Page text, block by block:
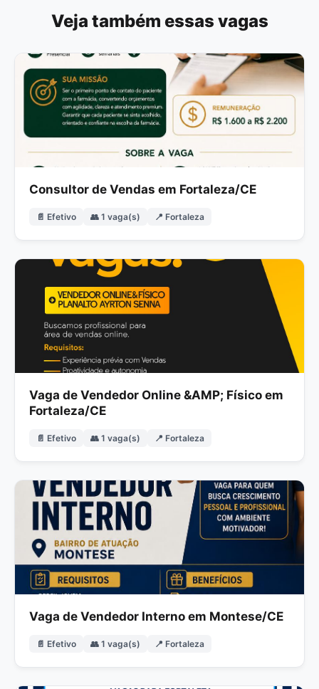
Veja também essas vagas
Consultor de Vendas em Fortaleza/CE
📄 Efetivo 👥 1 vaga(s) 📍 Fortaleza
Vaga de Vendedor Online &AMP; Físico em
Fortaleza/CE
📄 Efetivo 👥 1 vaga(s) 📍 Fortaleza
Vaga de Vendedor Interno em Montese/CE
📄 Efetivo 👥 1 vaga(s) 📍 Fortaleza